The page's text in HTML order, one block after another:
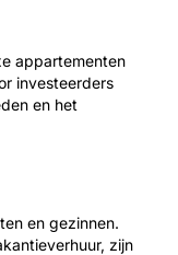
appartementen
investeerders
en het
en gezinnen.
zijn